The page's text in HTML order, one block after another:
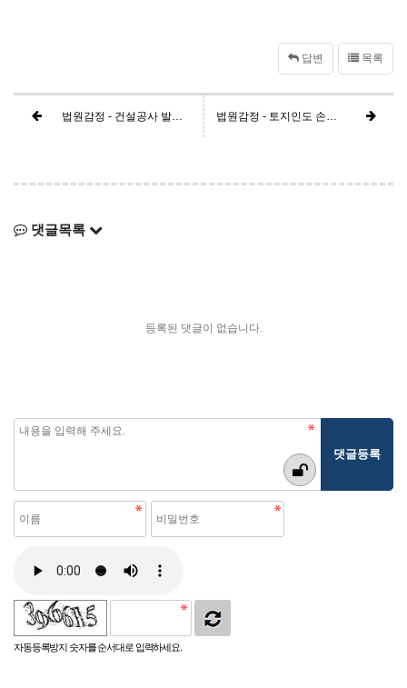
답변 목록
법원감정 - 건설공사 발파진동피해 감정 법원감정 - 토지인도 손해배상감정
댓글목록
등록된 댓글이 없습니다.
자동등록방지 숫자를 순서대로 입력하세요.